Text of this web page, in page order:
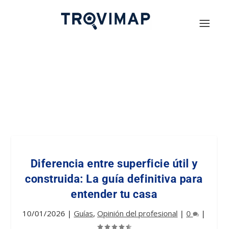
Diferencia entre superficie útil y
construida: La guía definitiva para
entender tu casa
10/01/2026 | Guías, Opinión del profesional | 0 |